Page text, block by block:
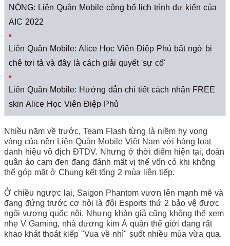
NÓNG: Liên Quân Mobile công bố lịch trình dự kiến của
AIC 2022
Liên Quân Mobile: Alice Học Viên Điệp Phủ bất ngờ bị
chê tơi tả và đây là cách giải quyết 'sự cố'
Liên Quân Mobile: Hướng dẫn chi tiết cách nhận FREE
skin Alice Học Viên Điệp Phủ
Nhiều năm về trước, Team Flash từng là niềm hy vọng
vàng của nền Liên Quân Mobile Việt Nam với hàng loạt
danh hiệu vô địch ĐTDV. Nhưng ở thời điểm hiện tại, đoàn
quân áo cam đen đang đánh mất vị thế vốn có khi không
thể góp mặt ở Chung kết tổng 2 mùa liên tiếp.
Ở chiều ngược lại, Saigon Phantom vươn lên mạnh mẽ và
đang đứng trước cơ hội là đội Esports thứ 2 bảo vệ được
ngôi vương quốc nội. Nhưng khán giả cũng không thể xem
nhẹ V Gaming, nhà đương kim Á quân thế giới đang rất
khao khát thoát kiếp "Vua về nhì" suốt nhiều mùa vừa qua.